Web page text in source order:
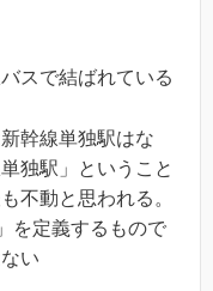
スで結ばれている
幹線単独駅はな
独駅」ということ
不動と思われる。
を定義するもので
い